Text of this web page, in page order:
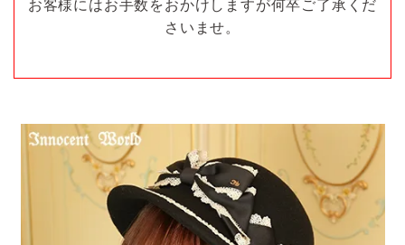
お客様にはお手数をおかけしますが何卒ご了承くだ
さいませ。